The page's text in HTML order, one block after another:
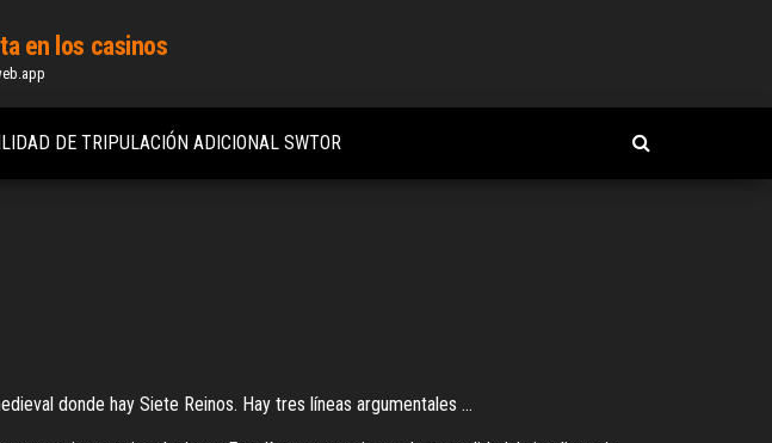
en los casinos
DE TRIPULACIÓN ADICIONAL SWTOR
donde hay Siete Reinos. Hay tres líneas argumentales ...